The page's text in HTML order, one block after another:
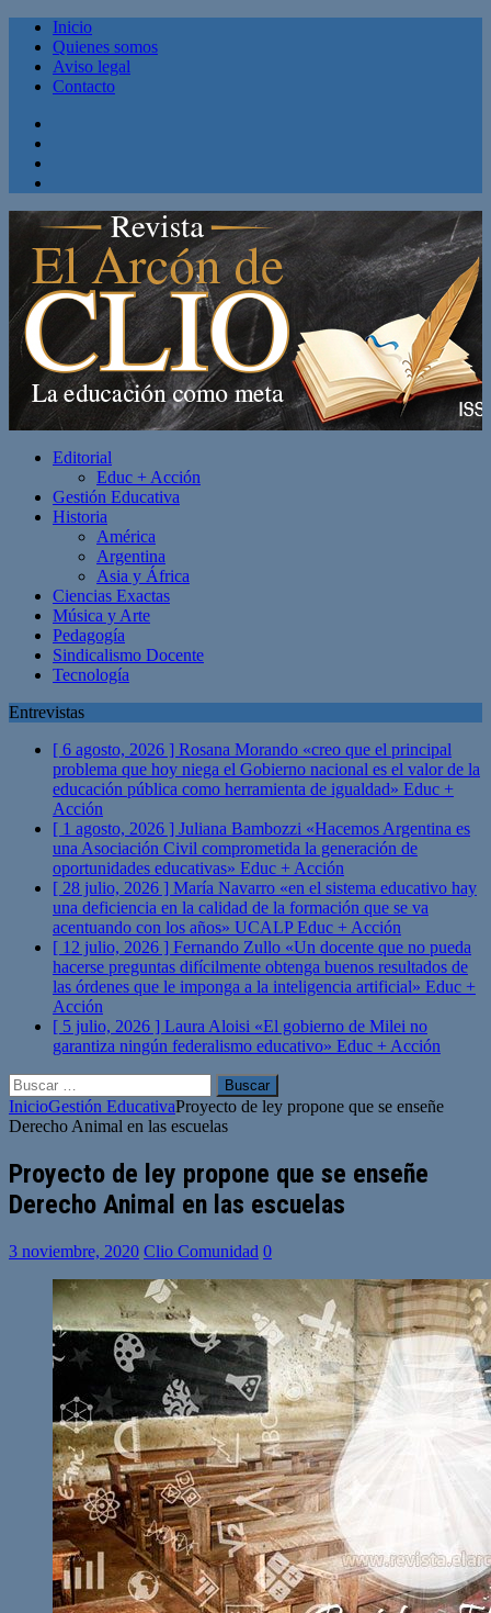
Inicio
Quienes somos
Aviso legal
Contacto
Editorial
Educ + Acción
Gestión Educativa
Historia
América
Argentina
Asia y África
Ciencias Exactas
Música y Arte
Pedagogía
Sindicalismo Docente
Tecnología
Entrevistas
[ 6 agosto, 2026 ] Rosana Morando «creo que el principal
problema que hoy niega el Gobierno nacional es el valor de la
educación pública como herramienta de igualdad» Educ +
Acción
[ 1 agosto, 2026 ] Juliana Bambozzi «Hacemos Argentina es
una Asociación Civil comprometida la generación de
oportunidades educativas» Educ + Acción
[ 28 julio, 2026 ] María Navarro «en el sistema educativo hay
una deficiencia en la calidad de la formación que se va
acentuando con los años» UCALPEduc + Acción
[ 12 julio, 2026 ] Fernando Zullo «Un docente que no pueda
hacerse preguntas difícilmente obtenga buenos resultados de
las órdenes que le imponga a la inteligencia artificial» Educ +
Acción
[ 5 julio, 2026 ] Laura Aloisi «El gobierno de Milei no
garantiza ningún federalismo educativo» Educ + Acción
Buscar:
InicioGestión EducativaProyecto de ley propone que se enseñe
Derecho Animal en las escuelas
Proyecto de ley propone que se enseñe
Derecho Animal en las escuelas
3 noviembre, 2020 Clio Comunidad 0